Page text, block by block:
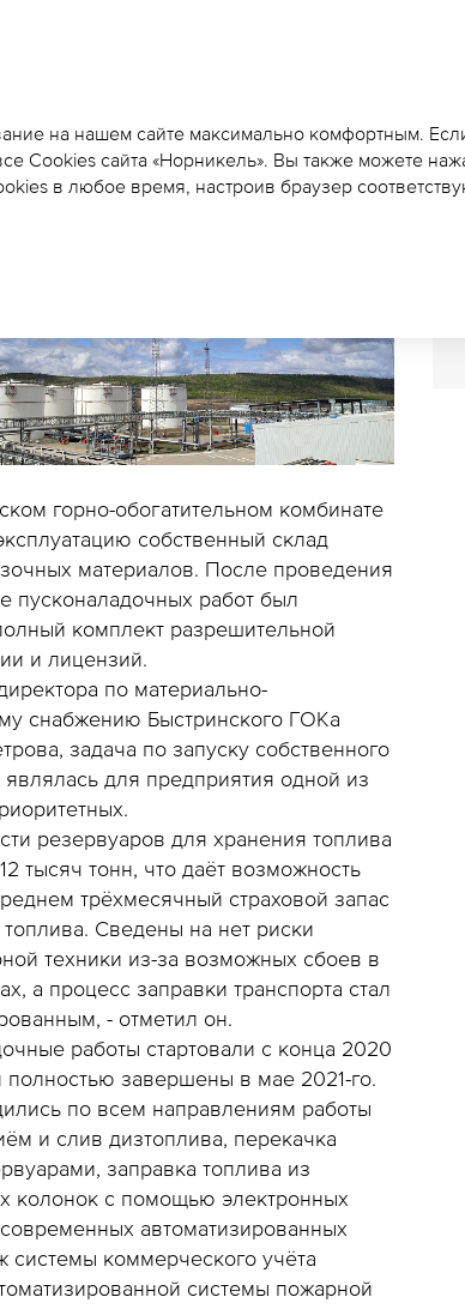
горно-обогатительном комбинате
собственный склад
материалов. После проведения
пусконаладочных работ был
комплект разрешительной
и лицензий.
по материально-
снабжению Быстринского ГОКа
задача по запуску собственного
для предприятия одной из
резервуаров для хранения топлива
тысяч тонн, что даёт возможность
трёхмесячный страховой запас
Сведены на нет риски
техники из-за возможных сбоев в
а процесс заправки транспорта стал
- отметил он.
работы стартовали с конца 2020
полностью завершены в мае 2021-го.
по всем направлениям работы
и слив дизтоплива, перекачка
заправка топлива из
колонок с помощью электронных
автоматизированных
системы коммерческого учёта
системы пожарной
на нашем сайте максимально комфортным.
Cookies сайта «Норникель». Вы также можете
в любое время, настроив браузер